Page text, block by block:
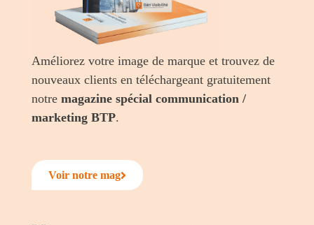
Améliorez votre image de marque et trouvez de
nouveaux clients en téléchargeant gratuitement
notre magazine spécial communication /
marketing BTP.
Voir notre mag